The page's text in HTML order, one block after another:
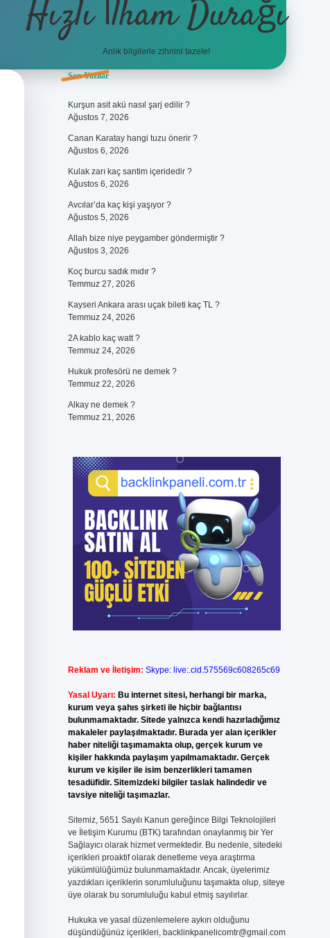
Hızlı İlham Durağı
Anlık bilgilerle zihnini tazele!
Sidebar
Son Yazılar
Kurşun asit akü nasıl şarj edilir ?
Ağustos 7, 2026
Canan Karatay hangi tuzu önerir ?
Ağustos 6, 2026
Kulak zarı kaç santim içeridedir ?
Ağustos 6, 2026
Avcılar’da kaç kişi yaşıyor ?
Ağustos 5, 2026
Allah bize niye peygamber göndermiştir ?
Ağustos 3, 2026
Koç burcu sadık mıdır ?
Temmuz 27, 2026
Kayseri Ankara arası uçak bileti kaç TL ?
Temmuz 24, 2026
2A kablo kaç watt ?
Temmuz 24, 2026
Hukuk profesörü ne demek ?
Temmuz 22, 2026
Alkay ne demek ?
Temmuz 21, 2026
Reklam ve İletişim: Skype: live:.cid.575569c608265c69
Yasal Uyarı: Bu internet sitesi, herhangi bir marka,
kurum veya şahıs şirketi ile hiçbir bağlantısı
bulunmamaktadır. Sitede yalnızca kendi hazırladığımız
makaleler paylaşılmaktadır. Burada yer alan içerikler
haber niteliği taşımamakta olup, gerçek kurum ve
kişiler hakkında paylaşım yapılmamaktadır. Gerçek
kurum ve kişiler ile isim benzerlikleri tamamen
tesadüfidir. Sitemizdeki bilgiler taslak halindedir ve
tavsiye niteliği taşımazlar.
Sitemiz, 5651 Sayılı Kanun gereğince Bilgi Teknolojileri
ve İletişim Kurumu (BTK) tarafından onaylanmış bir Yer
Sağlayıcı olarak hizmet vermektedir. Bu nedenle, sitedeki
içerikleri proaktif olarak denetleme veya araştırma
yükümlülüğümüz bulunmamaktadır. Ancak, üyelerimiz
yazdıkları içeriklerin sorumluluğunu taşımakta olup, siteye
üye olarak bu sorumluluğu kabul etmiş sayılırlar.
Hukuka ve yasal düzenlemelere aykırı olduğunu
düşündüğünüz içerikleri, backlinkpanelicomtr@gmail.com